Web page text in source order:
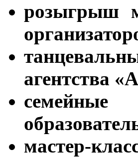
розыгрыш
агентства
мастер-